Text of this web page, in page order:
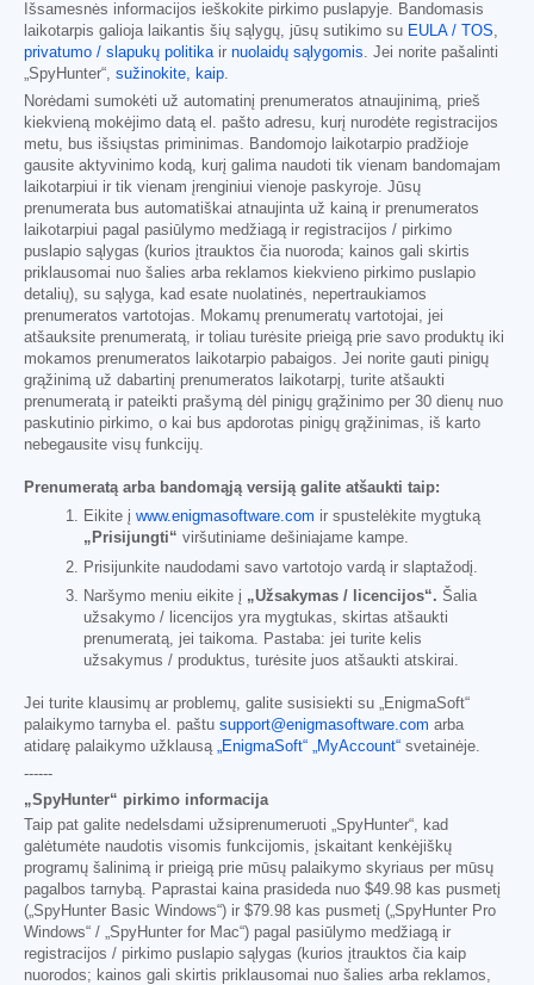
Išsamesnės informacijos ieškokite pirkimo puslapyje. Bandomasis
laikotarpis galioja laikantis šių sąlygų, jūsų sutikimo su EULA / TOS,
privatumo / slapukų politikair nuolaidų sąlygomis. Jei norite pašalinti
„SpyHunter“, sužinokite, kaip.
Norėdami sumokėti už automatinį prenumeratos atnaujinimą, prieš
kiekvieną mokėjimo datą el. pašto adresu, kurį nurodėte registracijos
metu, bus išsiųstas priminimas. Bandomojo laikotarpio pradžioje
gausite aktyvinimo kodą, kurį galima naudoti tik vienam bandomajam
laikotarpiui ir tik vienam įrenginiui vienoje paskyroje. Jūsų
prenumerata bus automatiškai atnaujinta už kainą ir prenumeratos
laikotarpiui pagal pasiūlymo medžiagą ir registracijos / pirkimo
puslapio sąlygas (kurios įtrauktos čia nuoroda; kainos gali skirtis
priklausomai nuo šalies arba reklamos kiekvieno pirkimo puslapio
detalių), su sąlyga, kad esate nuolatinės, nepertraukiamos
prenumeratos vartotojas. Mokamų prenumeratų vartotojai, jei
atšauksite prenumeratą, ir toliau turėsite prieigą prie savo produktų iki
mokamos prenumeratos laikotarpio pabaigos. Jei norite gauti pinigų
grąžinimą už dabartinį prenumeratos laikotarpį, turite atšaukti
prenumeratą ir pateikti prašymą dėl pinigų grąžinimo per 30 dienų nuo
paskutinio pirkimo, o kai bus apdorotas pinigų grąžinimas, iš karto
nebegausite visų funkcijų.
Prenumeratą arba bandomąją versiją galite atšaukti taip:
Eikite į www.enigmasoftware.com ir spustelėkite mygtuką
„Prisijungti“ viršutiniame dešiniajame kampe.
Prisijunkite naudodami savo vartotojo vardą ir slaptažodį.
Naršymo meniu eikite į „Užsakymas / licencijos“. Šalia
užsakymo / licencijos yra mygtukas, skirtas atšaukti
prenumeratą, jei taikoma. Pastaba: jei turite kelis
užsakymus / produktus, turėsite juos atšaukti atskirai.
Jei turite klausimų ar problemų, galite susisiekti su „EnigmaSoft“
palaikymo tarnyba el. paštu support@enigmasoftware.com arba
atidarę palaikymo užklausą „EnigmaSoft“ „MyAccount“ svetainėje.
------
„SpyHunter“ pirkimo informacija
Taip pat galite nedelsdami užsiprenumeruoti „SpyHunter“, kad
galėtumėte naudotis visomis funkcijomis, įskaitant kenkėjiškų
programų šalinimą ir prieigą prie mūsų palaikymo skyriaus per mūsų
pagalbos tarnybą. Paprastai kaina prasideda nuo $49.98 kas pusmetį
(„SpyHunter Basic Windows“) ir $79.98 kas pusmetį („SpyHunter Pro
Windows“ / „SpyHunter for Mac“) pagal pasiūlymo medžiagą ir
registracijos / pirkimo puslapio sąlygas (kurios įtrauktos čia kaip
nuorodos; kainos gali skirtis priklausomai nuo šalies arba reklamos,